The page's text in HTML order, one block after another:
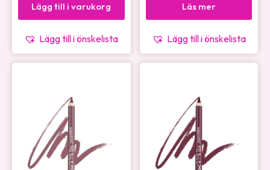
Lägg till i varukorg
Lägg till i önskelista
Läs mer
Lägg till i önskelista